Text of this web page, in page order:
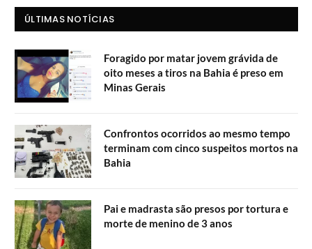
ÚLTIMAS NOTÍCIAS
Foragido por matar jovem grávida de
oito meses a tiros na Bahia é preso em
Minas Gerais
Confrontos ocorridos ao mesmo tempo
terminam com cinco suspeitos mortos na
Bahia
Pai e madrasta são presos por tortura e
morte de menino de 3 anos